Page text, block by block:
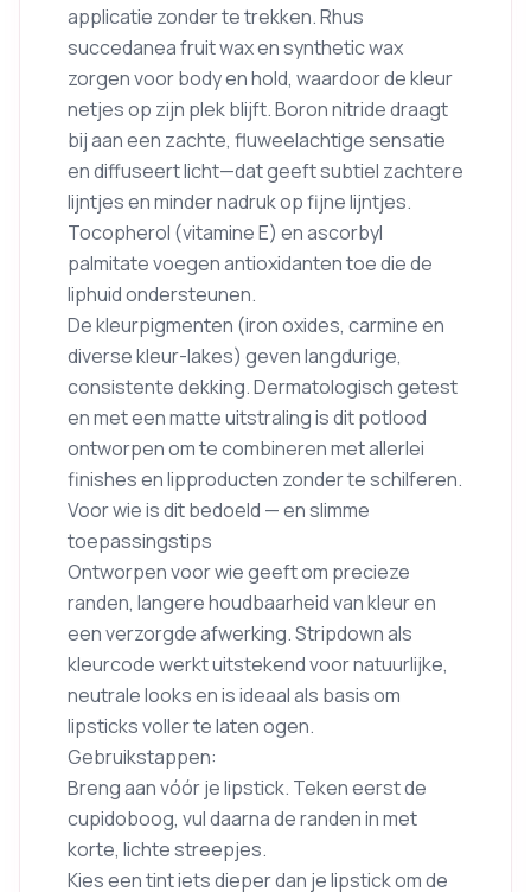
applicatie zonder te trekken. Rhus
succedanea fruit wax en synthetic wax
zorgen voor body en hold, waardoor de kleur
netjes op zijn plek blijft. Boron nitride draagt
bij aan een zachte, fluweelachtige sensatie
en diffuseert licht—dat geeft subtiel zachtere
lijntjes en minder nadruk op fijne lijntjes.
Tocopherol (vitamine E) en ascorbyl
palmitate voegen antioxidanten toe die de
liphuid ondersteunen.
De kleurpigmenten (iron oxides, carmine en
diverse kleur-lakes) geven langdurige,
consistente dekking. Dermatologisch getest
en met een matte uitstraling is dit potlood
ontworpen om te combineren met allerlei
finishes en lipproducten zonder te schilferen.
Voor wie is dit bedoeld — en slimme
toepassingstips
Ontworpen voor wie geeft om precieze
randen, langere houdbaarheid van kleur en
een verzorgde afwerking. Stripdown als
kleurcode werkt uitstekend voor natuurlijke,
neutrale looks en is ideaal als basis om
lipsticks voller te laten ogen.
Gebruikstappen:
Breng aan vóór je lipstick. Teken eerst de
cupidoboog, vul daarna de randen in met
korte, lichte streepjes.
Kies een tint iets dieper dan je lipstick om de